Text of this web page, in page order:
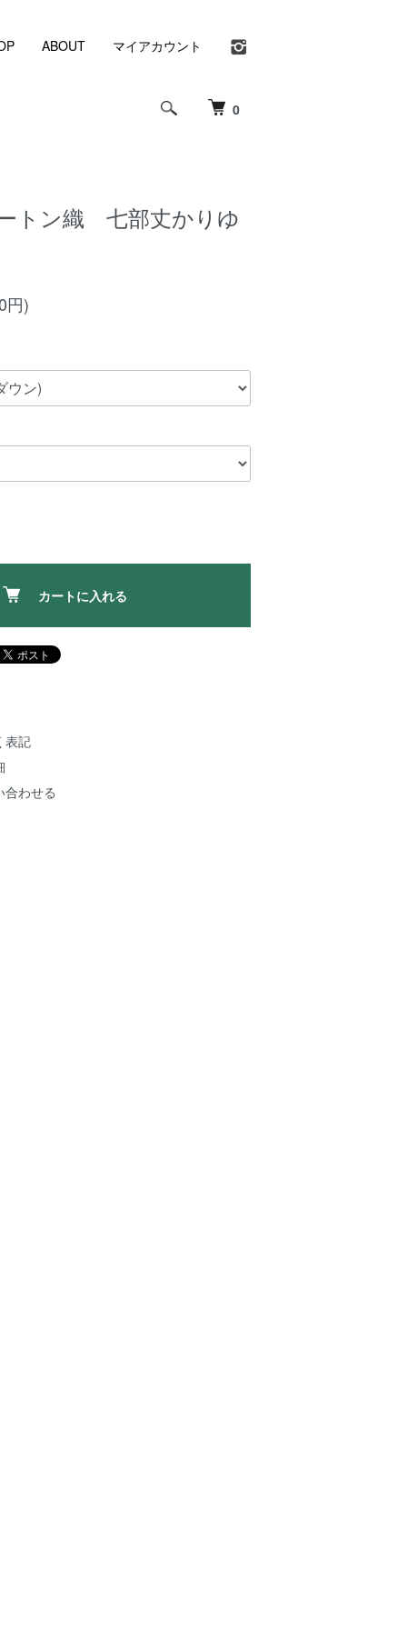
0
ABOUT マイアカウント
トン織 七部丈かりゆ
円)
カートに入れる
表記
合わせる